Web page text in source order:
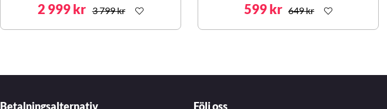
2 999 kr 3 799 kr 599 kr 649 kr
Betalningsalternativ Följ oss